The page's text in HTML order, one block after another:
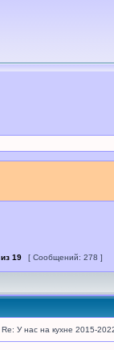
из 19 [ Сообщений: 278 ]
Re: У нас на кухне 2015-